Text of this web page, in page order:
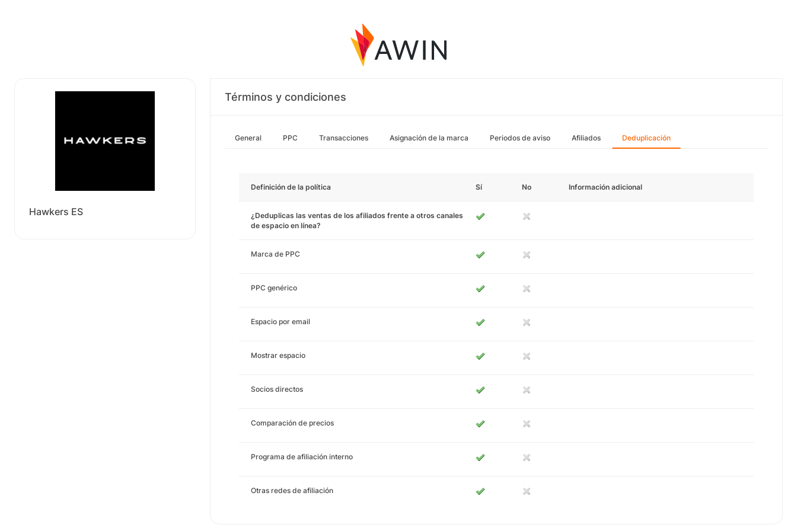
Hawkers ES
Términos y condiciones
General PPC Transacciones Asignación de la marca Periodos de aviso Afiliados Deduplicación
Definición de la política Sí No Información adicional
¿Deduplicas las ventas de los afiliados frente a otros canales
de espacio en línea?
Marca de PPC
PPC genérico
Espacio por email
Mostrar espacio
Socios directos
Comparación de precios
Programa de afiliación interno
Otras redes de afiliación